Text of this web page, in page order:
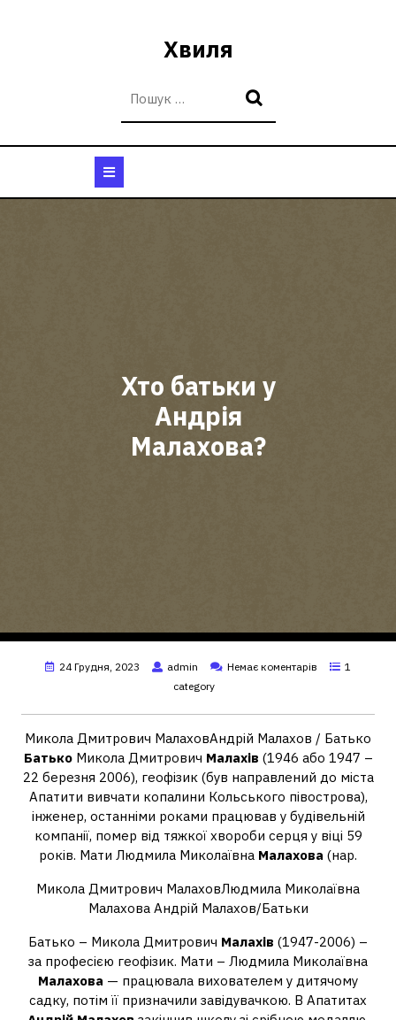
Хвиля
Хто батьки у
Андрія
Малахова?
24 Грудня, 2023 admin Немає коментарів
1
category
Микола Дмитрович МалаховАндрій Малахов / Батько
БатькоМикола Дмитрович Малахів (1946 або 1947 –
22 березня 2006), геофізик (був направлений до міста
Апатити вивчати копалини Кольського півострова),
інженер, останніми роками працював у будівельній
компанії, помер від тяжкої хвороби серця у віці 59
років. Мати Людмила Миколаївна Малахова (нар.
Микола Дмитрович МалаховЛюдмила Миколаївна
Малахова Андрій Малахов/Батьки
Батько – Микола Дмитрович Малахів (1947-2006) –
за професією геофізик. Мати – Людмила Миколаївна
Малахова — працювала вихователем у дитячому
садку, потім її призначили завідувачкою. В Апатитах